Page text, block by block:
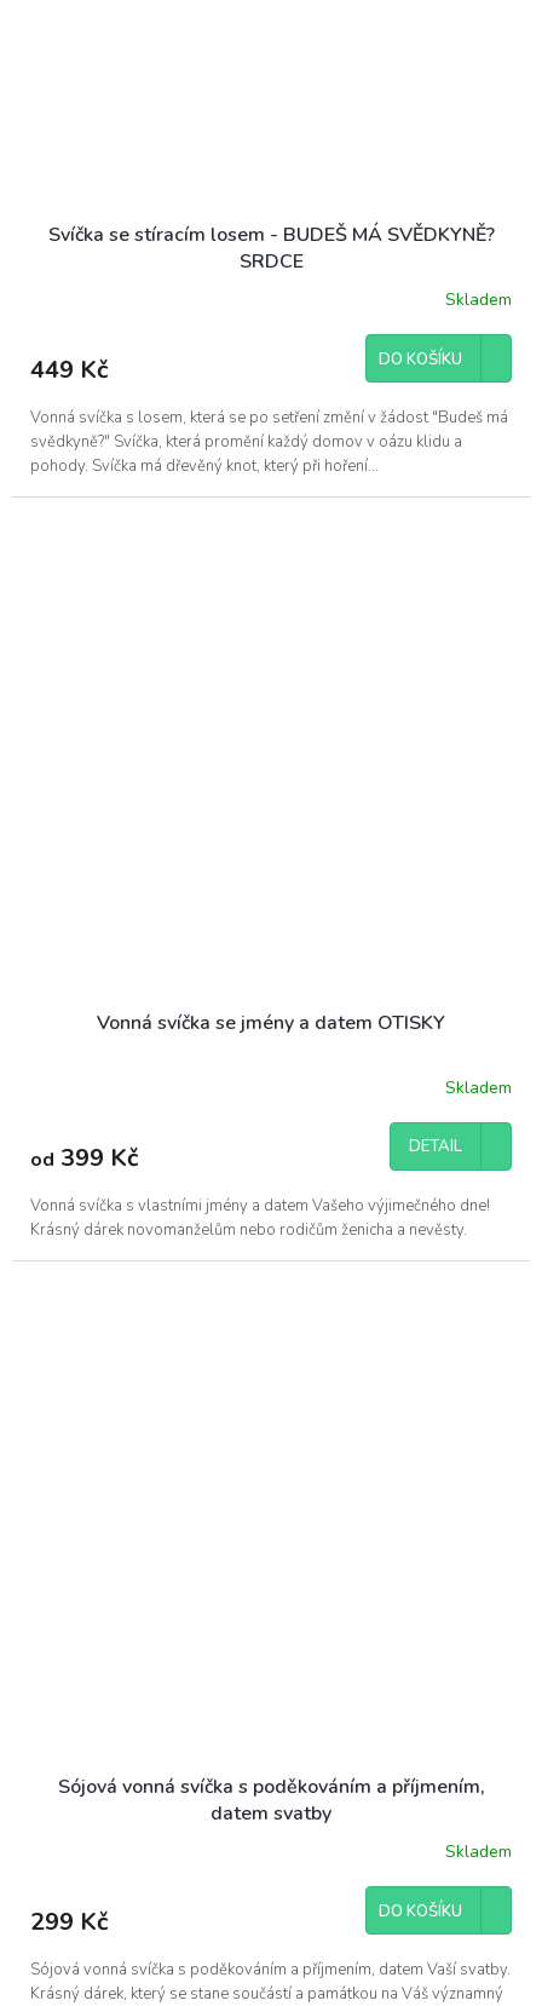
Svíčka se stíracím losem - BUDEŠ MÁ SVĚDKYNĚ?
SRDCE
Skladem
449 Kč DO KOŠÍKU
Vonná svíčka s losem, která se po setření změní v žádost "Budeš má
svědkyně?" Svíčka, která promění každý domov v oázu klidu a
pohody. Svíčka má dřevěný knot, který při hoření...
Vonná svíčka se jmény a datem OTISKY
Skladem
od 399 Kč DETAIL
Vonná svíčka s vlastními jmény a datem Vašeho výjimečného dne!
Krásný dárek novomanželům nebo rodičům ženicha a nevěsty.
Sójová vonná svíčka s poděkováním a příjmením,
datem svatby
Skladem
299 Kč DO KOŠÍKU
Sójová vonná svíčka s poděkováním a příjmením, datem Vaší svatby.
Krásný dárek, který se stane součástí a památkou na Váš významný